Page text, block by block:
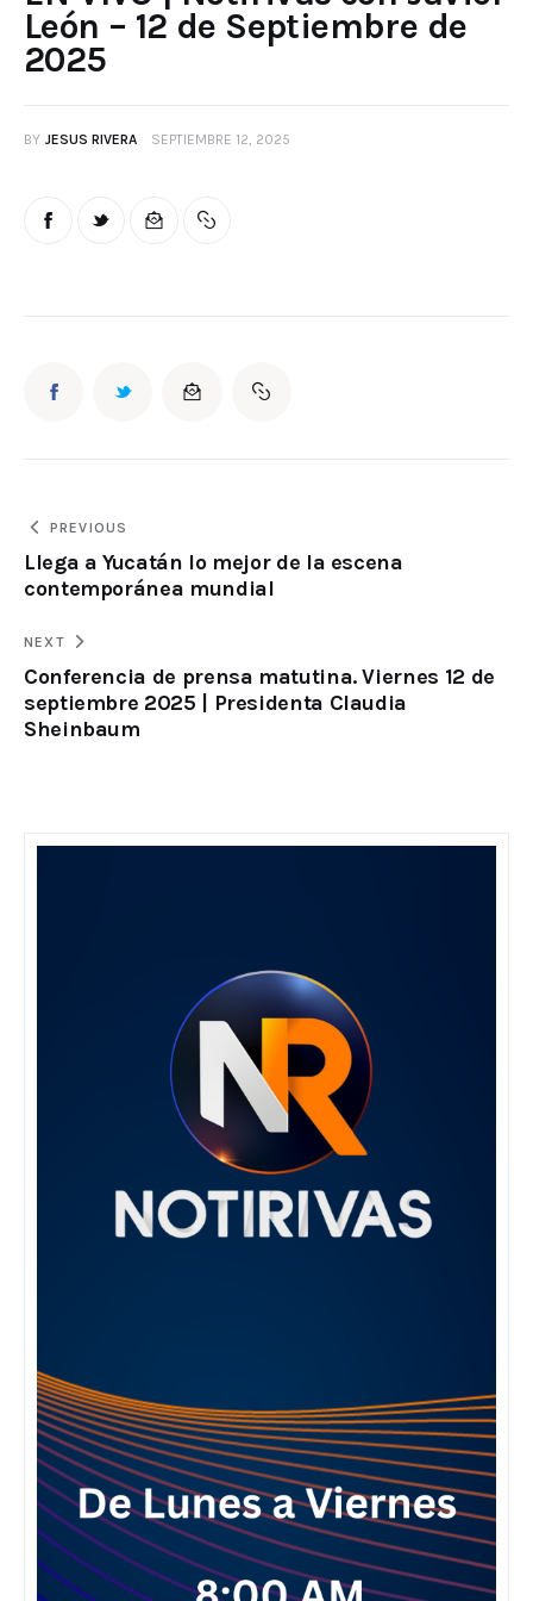
León – 12 de Septiembre de
2025
BY JESUS RIVERA SEPTIEMBRE 12, 2025
PREVIOUS
Llega a Yucatán lo mejor de la escena
contemporánea mundial
NEXT
Conferencia de prensa matutina. Viernes 12 de
septiembre 2025 | Presidenta Claudia
Sheinbaum